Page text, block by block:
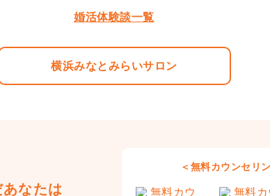
婚活体験談一覧
横浜みなとみらいサロン
なたは
＜無料カウンセリ